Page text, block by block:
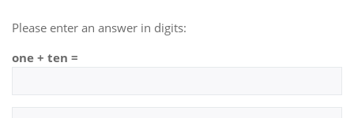
Please enter an answer in digits:
one + ten =